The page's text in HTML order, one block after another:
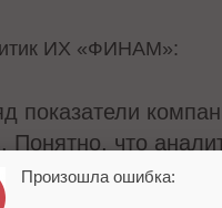
ИХ «ФИНАМ»:
показатели
Понятно, что
предстоит
Произошла ошибка: